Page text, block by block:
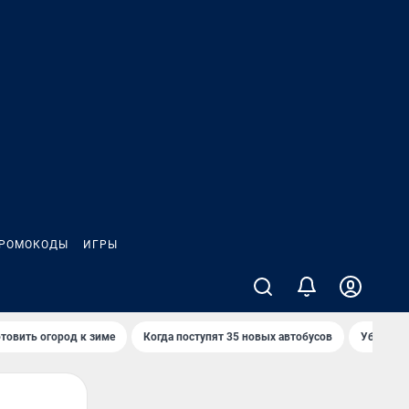
ИГРЫ
огород к зиме Когда поступят 35 новых автобусов Убийца